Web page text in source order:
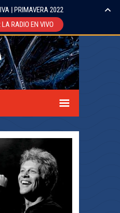
| PRIMAVERA 2022
RADIO EN VIVO